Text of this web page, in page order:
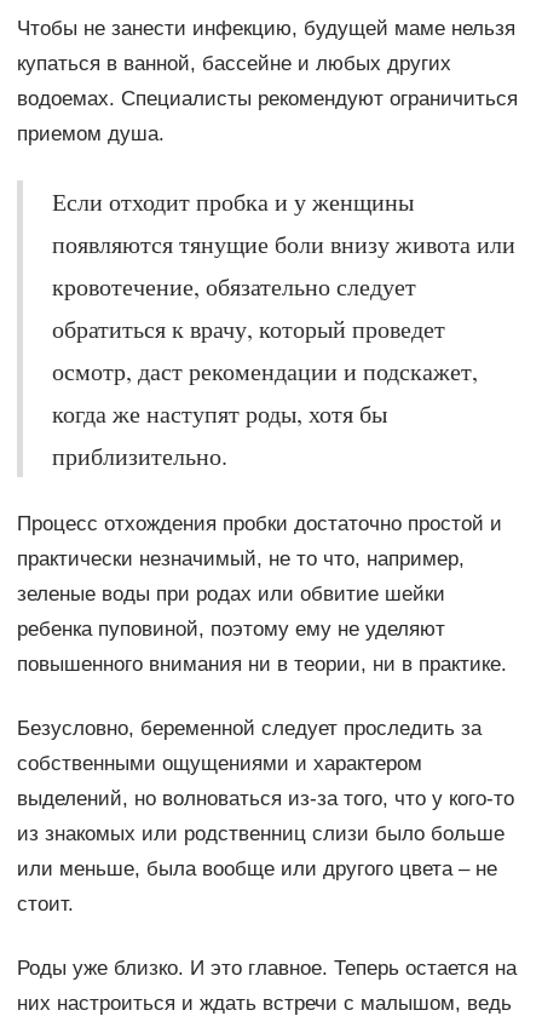
Чтобы не занести инфекцию, будущей маме нельзя
купаться в ванной, бассейне и любых других
водоемах. Специалисты рекомендуют ограничиться
приемом душа.
Если отходит пробка и у женщины
появляются тянущие боли внизу живота или
кровотечение, обязательно следует
обратиться к врачу, который проведет
осмотр, даст рекомендации и подскажет,
когда же наступят роды, хотя бы
приблизительно.
Процесс отхождения пробки достаточно простой и
практически незначимый, не то что, например,
зеленые воды при родах или обвитие шейки
ребенка пуповиной, поэтому ему не уделяют
повышенного внимания ни в теории, ни в практике.
Безусловно, беременной следует проследить за
собственными ощущениями и характером
выделений, но волноваться из-за того, что у кого-то
из знакомых или родственниц слизи было больше
или меньше, была вообще или другого цвета – не
стоит.
Роды уже близко. И это главное. Теперь остается на
них настроиться и ждать встречи с малышом, ведь